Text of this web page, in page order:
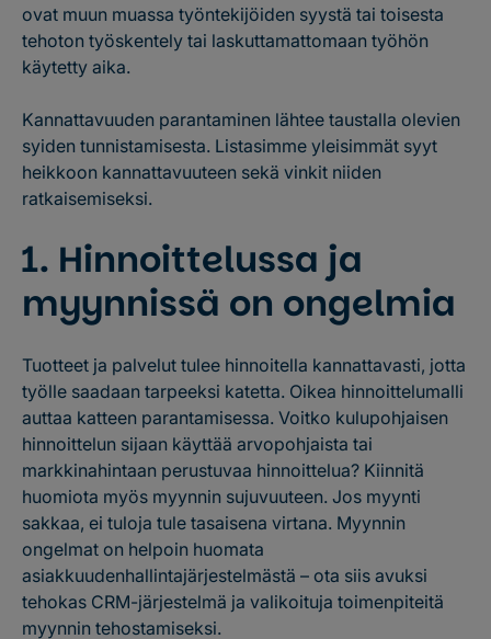
ovat muun muassa työntekijöiden syystä tai toisesta
tehoton työskentely tai laskuttamattomaan työhön
käytetty aika.
Kannattavuuden parantaminen lähtee taustalla olevien
syiden tunnistamisesta. Listasimme yleisimmät syyt
heikkoon kannattavuuteen sekä vinkit niiden
ratkaisemiseksi.
1. Hinnoittelussa ja
myynnissä on ongelmia
Tuotteet ja palvelut tulee hinnoitella kannattavasti, jotta
työlle saadaan tarpeeksi katetta. Oikea hinnoittelumalli
auttaa katteen parantamisessa. Voitko kulupohjaisen
hinnoittelun sijaan käyttää arvopohjaista tai
markkinahintaan perustuvaa hinnoittelua? Kiinnitä
huomiota myös myynnin sujuvuuteen. Jos myynti
sakkaa, ei tuloja tule tasaisena virtana. Myynnin
ongelmat on helpoin huomata
asiakkuudenhallintajärjestelmästä – ota siis avuksi
tehokas CRM-järjestelmä ja valikoituja toimenpiteitä
myynnin tehostamiseksi.